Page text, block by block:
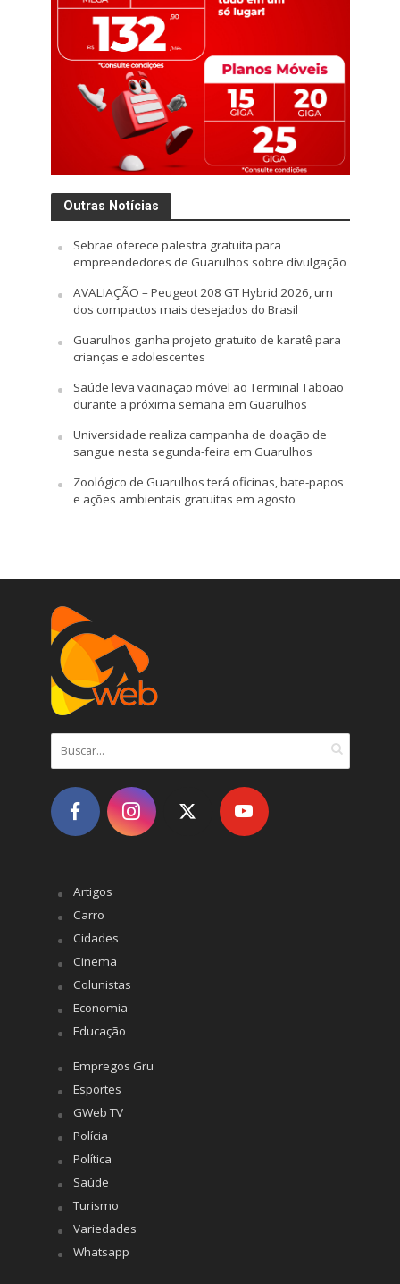
Outras Notícias
Sebrae oferece palestra gratuita para
empreendedores de Guarulhos sobre divulgação
AVALIAÇÃO – Peugeot 208 GT Hybrid 2026, um
dos compactos mais desejados do Brasil
Guarulhos ganha projeto gratuito de karatê para
crianças e adolescentes
Saúde leva vacinação móvel ao Terminal Taboão
durante a próxima semana em Guarulhos
Universidade realiza campanha de doação de
sangue nesta segunda-feira em Guarulhos
Zoológico de Guarulhos terá oficinas, bate-papos
e ações ambientais gratuitas em agosto
Artigos
Carro
Cidades
Cinema
Colunistas
Economia
Educação
Empregos Gru
Esportes
GWeb TV
Polícia
Política
Saúde
Turismo
Variedades
Whatsapp